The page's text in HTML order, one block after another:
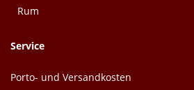
Rum
Service
Porto- und Versandkosten